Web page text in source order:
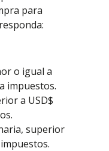
para
o igual a
impuestos.
a USD$
superior